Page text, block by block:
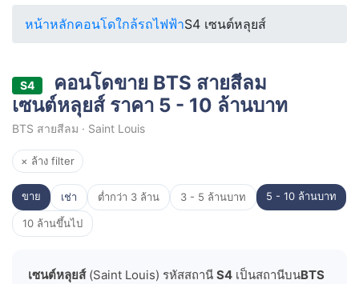
หน้าหลักคอนโดใกล้รถไฟฟ้าS4 เซนต์หลุยส์
S4
คอนโดขาย BTS สายสีลม
เซนต์หลุยส์ ราคา 5 - 10 ล้านบาท
BTS สายสีลม · Saint Louis
× ล้าง filter
ขาย เช่า ต่ำกว่า 3 ล้าน 3 - 5 ล้านบาท 5 - 10 ล้านบาท
10 ล้านขึ้นไป
เซนต์หลุยส์(Saint Louis) รหัสสถานี S4 เป็นสถานีบนBTS